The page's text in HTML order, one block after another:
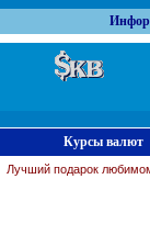
Курсы валют
Лучший подарок